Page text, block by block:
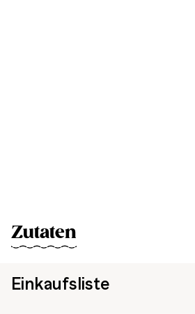
Zutaten